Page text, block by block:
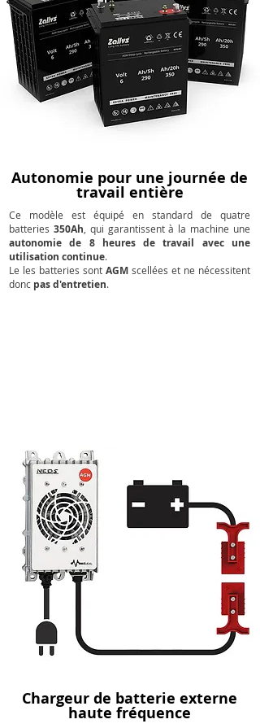
Ce modèle est équipé en standard de quatre
batteries 350Ah, qui garantissent à la machine une
autonomie de 8 heures de travail avec une
utilisation continue.
Le les batteries sont AGM scellées et ne nécessitent
donc pas d'entretien.
Autonomie pour une journée de
travail entière
Chargeur de batterie externe
haute fréquence